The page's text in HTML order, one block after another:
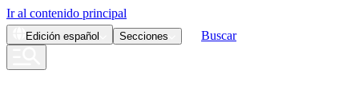
Ir al contenido principal
Edición español Secciones Buscar